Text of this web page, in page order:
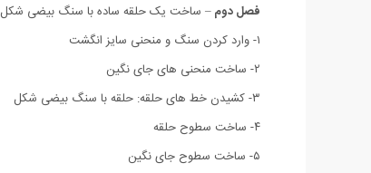
فصل دوم– ساخت یک حلقه ساده با سنگ بیضی شکل
۱- وارد کردن سنگ و منحنی سایز انگشت
۲- ساخت منحنی های جای نگین
۳- کشیدن خط های حلقه:‌ حلقه با سنگ بیضی شکل
۴- ساخت سطوح حلقه
۵- ساخت سطوح جای نگین